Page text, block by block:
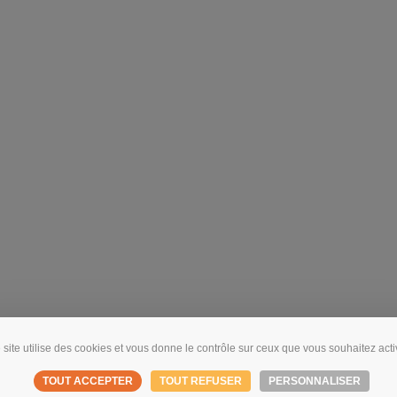
site utilise des cookies et vous donne le contrôle sur ceux que vous souhaitez
TOUT ACCEPTER TOUT REFUSER PERSONNALISER